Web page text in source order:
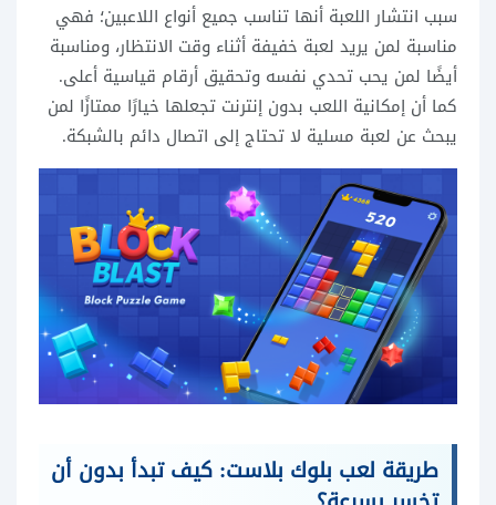
سبب انتشار اللعبة أنها تناسب جميع أنواع اللاعبين؛ فهي
مناسبة لمن يريد لعبة خفيفة أثناء وقت الانتظار، ومناسبة
أيضًا لمن يحب تحدي نفسه وتحقيق أرقام قياسية أعلى.
كما أن إمكانية اللعب بدون إنترنت تجعلها خيارًا ممتازًا لمن
يبحث عن لعبة مسلية لا تحتاج إلى اتصال دائم بالشبكة.
طريقة لعب بلوك بلاست: كيف تبدأ بدون أن